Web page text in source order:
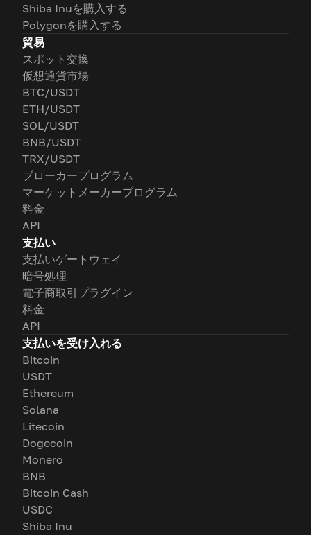
Shiba Inuを購入する
Polygonを購入する
貿易
スポット交換
仮想通貨市場
BTC/USDT
ETH/USDT
SOL/USDT
BNB/USDT
TRX/USDT
ブローカープログラム
マーケットメーカープログラム
料金
API
支払い
支払いゲートウェイ
暗号処理
電子商取引プラグイン
料金
API
支払いを受け入れる
Bitcoin
USDT
Ethereum
Solana
Litecoin
Dogecoin
Monero
BNB
Bitcoin Cash
USDC
Shiba Inu